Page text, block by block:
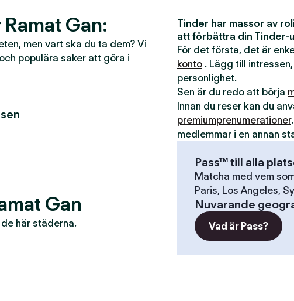
Gan:
men vart ska du ta dem? Vi
populära saker att göra i
Gan
här städerna.
Tinder har massor av
att förbättra din Tinder-
För det första, det är
konto . Lägg till
personlighet.
Sen är du redo att börja
Innan du reser kan du
premiumprenumerationer
medlemmar i en annan
Pass™ till alla
Matcha med vem
Paris, Los Angeles,
Nuvarande
Vad är Pass?